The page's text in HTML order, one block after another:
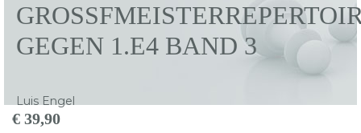
EGEN 1.E4 BAND 3
Luis Engel
€ 39,90